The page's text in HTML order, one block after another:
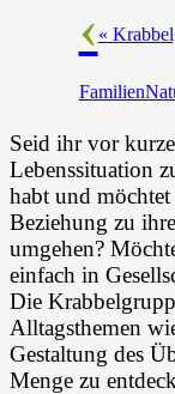
«
Seid ihr vor
Lebenssituation
habt und
Beziehung zu
umgehen?
einfach in
Die
Alltagsthemen
Gestaltung des
Menge zu